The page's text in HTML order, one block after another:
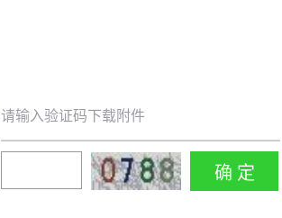
请输入验证码下载附件